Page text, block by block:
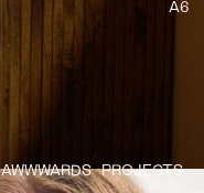
AWWWARDS PROJECTS
A6